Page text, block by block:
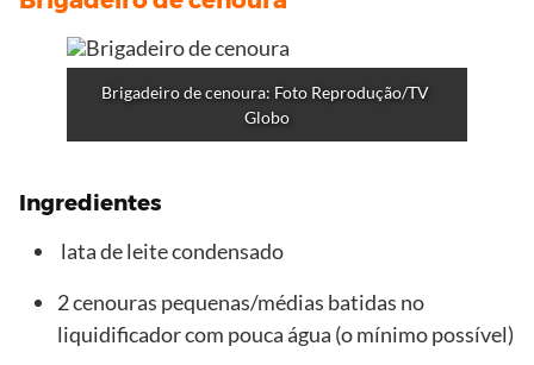
Brigadeiro de cenoura: Foto Reprodução/TV
Globo
Ingredientes
lata de leite condensado
2 cenouras pequenas/médias batidas no
liquidificador com pouca água (o mínimo possível)